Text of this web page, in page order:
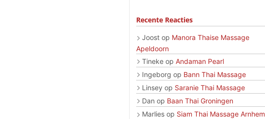
Recente Reacties
Joostop Manora Thaise Massage
Apeldoorn
Tinekeop Andaman Pearl
Ingeborg op Bann Thai Massage
Linsey op Saranie Thai Massage
Dan op Baan Thai Groningen
Marliesop Siam Thai Massage Arnhem